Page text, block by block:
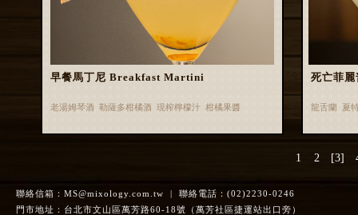
早餐馬丁尼 Breakfast Martini
老湯姆琴酒 勒薩多柑橘酒 現榨檸檬汁 柑橘果醬
死亡菲
龍舌蘭 夏
1 2 [3]
聯絡信箱： MS@mixology.com.tw | 聯絡電話：(02)2230-0246
門市地址：台北市文山區萬芳路60-18號（萬芳社區捷運站出口旁）